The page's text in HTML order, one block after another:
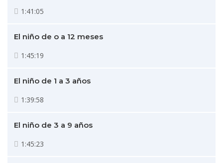
1:41:05
El niño de o a 12 meses
1:45:19
El niño de 1 a 3 años
1:39:58
El niño de 3 a 9 años
1:45:23